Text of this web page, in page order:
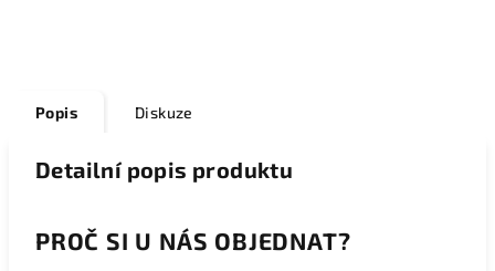
Popis Diskuze
Detailní popis produktu
PROČ SI U NÁS OBJEDNAT?